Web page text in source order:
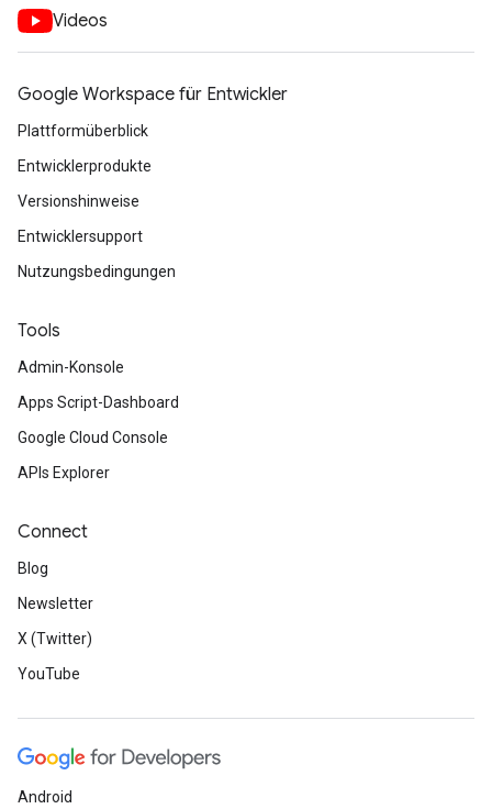
Videos
Google Workspace für Entwickler
Plattformüberblick
Entwicklerprodukte
Versionshinweise
Entwicklersupport
Nutzungsbedingungen
Tools
Admin-Konsole
Apps Script-Dashboard
Google Cloud Console
APIs Explorer
Connect
Blog
Newsletter
X (Twitter)
YouTube
Android